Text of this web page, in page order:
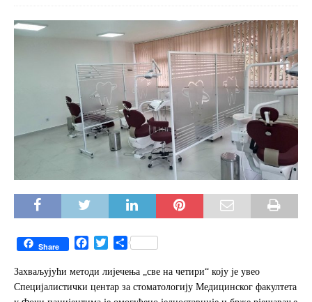
Share
c
e
b
i
t
t
S
a
r
e
Захваљујући методи лијечења „све на четири“ коју је увео
Специјалистички центар за стоматологију Медицинског факултета